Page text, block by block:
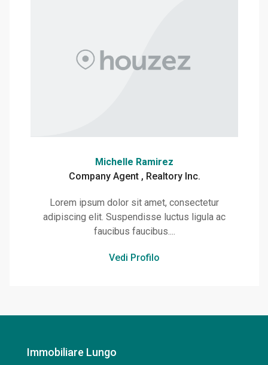
Michelle Ramirez
Company Agent , Realtory Inc.
Lorem ipsum dolor sit amet, consectetur
adipiscing elit. Suspendisse luctus ligula ac
faucibus faucibus....
Vedi Profilo
Immobiliare Lungo